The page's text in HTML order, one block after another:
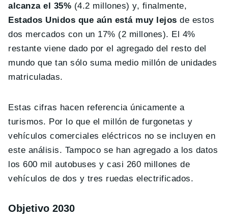
alcanza el 35% (4.2 millones) y, finalmente,
Estados Unidos que aún está muy lejos de estos
dos mercados con un 17% (2 millones). El 4%
restante viene dado por el agregado del resto del
mundo que tan sólo suma medio millón de unidades
matriculadas.
Estas cifras hacen referencia únicamente a
turismos. Por lo que el millón de furgonetas y
vehículos comerciales eléctricos no se incluyen en
este análisis. Tampoco se han agregado a los datos
los 600 mil autobuses y casi 260 millones de
vehículos de dos y tres ruedas electrificados.
Objetivo 2030